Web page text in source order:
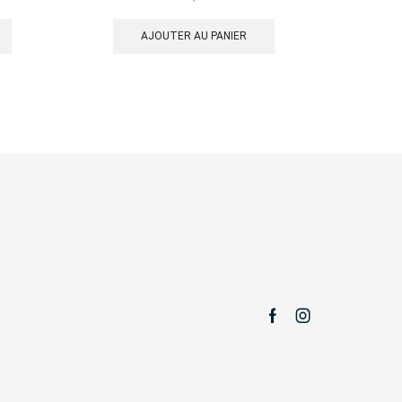
AJOUTER AU PANIER
FacebookInstagram